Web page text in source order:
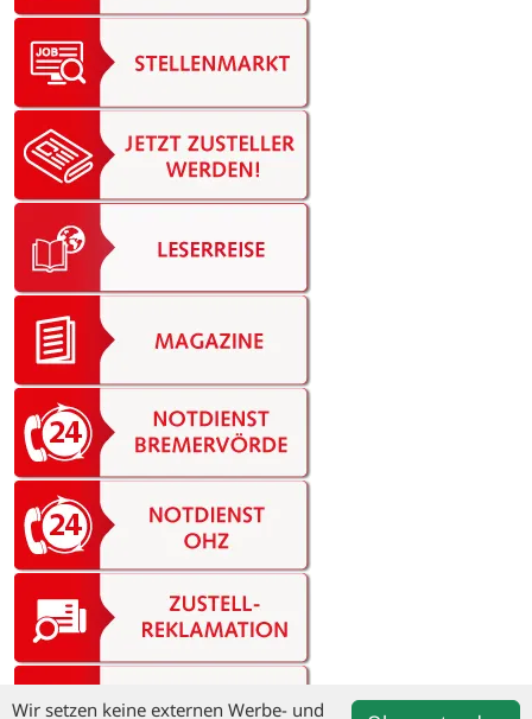
Wir setzen keine externen Werbe- und